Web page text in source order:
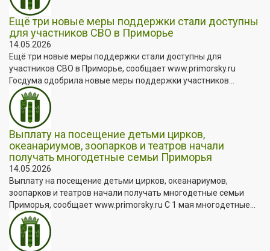
Ещё три новые меры поддержки стали доступны
для участников СВО в Приморье
14.05.2026
Ещё три новые меры поддержки стали доступны для
участников СВО в Приморье, сообщает www.primorsky.ru
Госдума одобрила новые меры поддержки участников...
Выплату на посещение детьми цирков,
океанариумов, зоопарков и театров начали
получать многодетные семьи Приморья
14.05.2026
Выплату на посещение детьми цирков, океанариумов,
зоопарков и театров начали получать многодетные семьи
Приморья, сообщает www.primorsky.ru С 1 мая многодетные...